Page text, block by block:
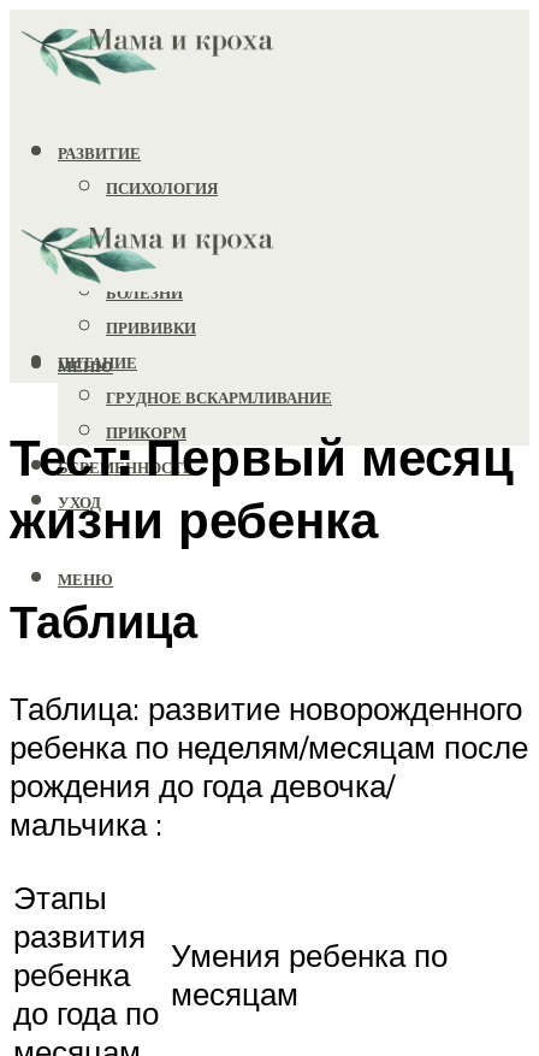
РАЗВИТИЕ
ПСИХОЛОГИЯ
ИГРУШКИ
ЗДОРОВЬЕ
БОЛЕЗНИ
ПРИВИВКИ
ПИТАНИЕ
ГРУДНОЕ ВСКАРМЛИВАНИЕ
ПРИКОРМ
БЕРЕМЕННОСТЬ
УХОД
МЕНЮ
МЕНЮ
Тест: Первый месяц
жизни ребенка
Таблица
Таблица: развитие новорожденного
ребенка по неделям/месяцам после
рождения до года девочка/
мальчика :
Этапы
развития
ребенка
до года по
Умения ребенка по
месяцам